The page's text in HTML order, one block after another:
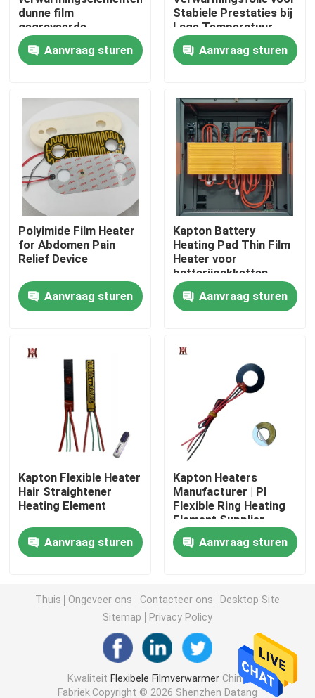
Producten
Video's
Fabrieksreis
Kwaliteitscontrole
Nieuws
Verzoek om een Citaat
Pi-Filmverwarmer
Polyimide het Verwarmen Film
Flexibel het Verwarmen Stootkussen
Polyimide Heater Element
De Verwarmers van douanepolyimide
Douane Flexibele Verwarmer
Graphene het Verwarmen Film
Elektrische het Verwarmen Film
dunne film
gegraveerde
folieverwarming voor
schoonheidsapparatuur
Aanvraag sturen
Stabiele Prestaties bij
Lage Temperatuur
Aanvraag sturen
Polyimide Film Heater
for Abdomen Pain
Relief Device
Aanvraag sturen
Kapton Battery
Heating Pad Thin Film
Heater voor
batterijpakketten
Flexibele
verwarmingsoplossing
voor energiebatterijen
Aanvraag sturen
Kapton Flexible Heater
Hair Straightener
Heating Element
Aanvraag sturen
Kapton Heaters
Manufacturer | PI
Flexible Ring Heating
Element Supplier
Aanvraag sturen
Thuis Ongeveer ons Contacteer ons
Desktop Site
Sitemap
Privacy Policy
Kwaliteit Flexibele FilmverwarmerChina
Fabriek.Copyright © 2026 Shenzhen Datang